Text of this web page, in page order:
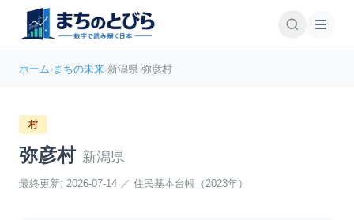
ホーム›まちの未来›新潟県 弥彦村
村
弥彦村 新潟県
最終更新: 2026-07-14 ／ 住民基本台帳（2023年）